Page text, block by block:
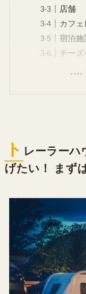
店舗
カフ
宿泊施
チーズ
ト レーラーハ
げたい！ まず